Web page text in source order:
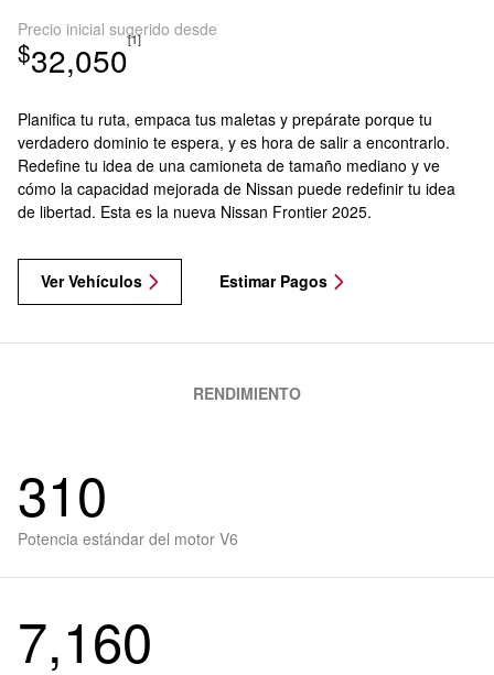
Precio inicial sugerido desde
$32,050[1]
Planifica tu ruta, empaca tus maletas y prepárate porque tu
verdadero dominio te espera, y es hora de salir a encontrarlo.
Redefine tu idea de una camioneta de tamaño mediano y ve
cómo la capacidad mejorada de Nissan puede redefinir tu idea
de libertad. Esta es la nueva Nissan Frontier 2025.
Ver Vehículos Estimar Pagos
RENDIMIENTO
310
Potencia estándar del motor V6
7,160